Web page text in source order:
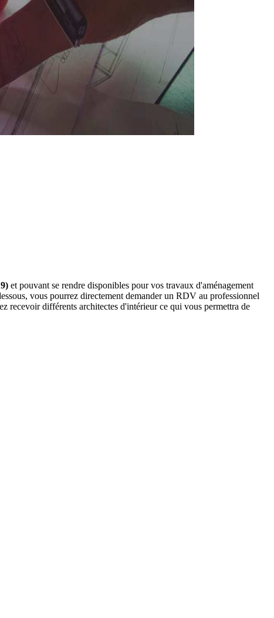
et pouvant se rendre disponibles pour vos travaux d'aménagement
vous pourrez directement demander un RDV au professionnel
recevoir différents architectes d'intérieur ce qui vous permettra de